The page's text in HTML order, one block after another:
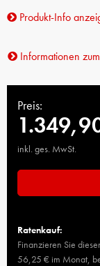
Produkt-Info
Informationen
Preis:
inkl. ges. MwSt.
Ratenkauf:
Finanzieren Sie
56,25 € im Monat,